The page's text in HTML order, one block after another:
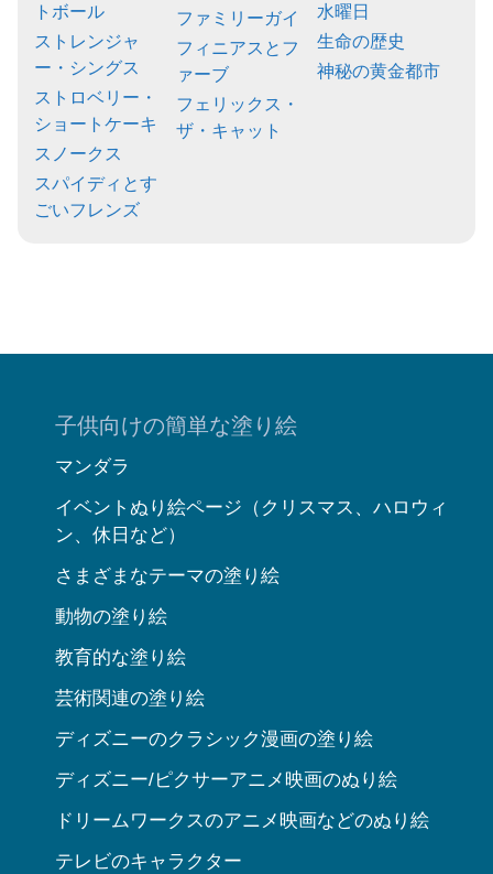
トボール
ストレンジャ
ー・シングス
ストロベリー・
ショートケーキ
スノークス
スパイディとす
ごいフレンズ
ファミリーガイ
フィニアスとフ
ァーブ
フェリックス・
ザ・キャット
水曜日
生命の歴史
神秘の黄金都市
子供向けの簡単な塗り絵
マンダラ
イベントぬり絵ページ（クリスマス、ハロウィ
ン、休日など）
さまざまなテーマの塗り絵
動物の塗り絵
教育的な塗り絵
芸術関連の塗り絵
ディズニーのクラシック漫画の塗り絵
ディズニー/ピクサーアニメ映画のぬり絵
ドリームワークスのアニメ映画などのぬり絵
テレビのキャラクター